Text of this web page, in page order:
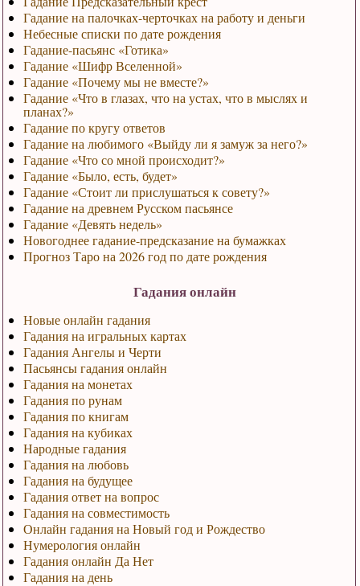
Гадание на палочках-черточках на работу и деньги
Небесные списки по дате рождения
Гадание-пасьянс «Готика»
Гадание «Шифр Вселенной»
Гадание «Почему мы не вместе?»
Гадание «Что в глазах, что на устах, что в мыслях и
планах?»
Гадание по кругу ответов
Гадание на любимого «Выйду ли я замуж за него?»
Гадание «Что со мной происходит?»
Гадание «Было, есть, будет»
Гадание «Стоит ли прислушаться к совету?»
Гадание на древнем Русском пасьянсе
Гадание «Девять недель»
Новогоднее гадание-предсказание на бумажках
Прогноз Таро на 2026 год по дате рождения
Гадания онлайн
Новые онлайн гадания
Гадания на игральных картах
Гадания Ангелы и Черти
Пасьянсы гадания онлайн
Гадания на монетах
Гадания по рунам
Гадания по книгам
Гадания на кубиках
Народные гадания
Гадания на любовь
Гадания на будущее
Гадания ответ на вопрос
Гадания на совместимость
Онлайн гадания на Новый год и Рождество
Нумерология онлайн
Гадания онлайн Да Нет
Гадания на день